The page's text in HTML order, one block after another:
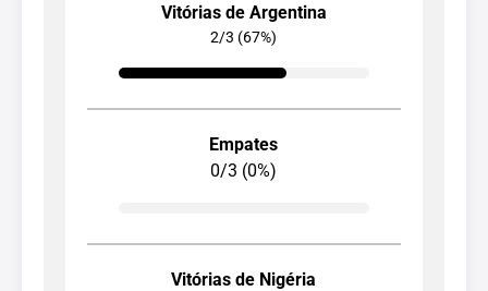
Vitórias de Argentina
2/3 (67%)
Empates
0/3 (0%)
Vitórias de Nigéria